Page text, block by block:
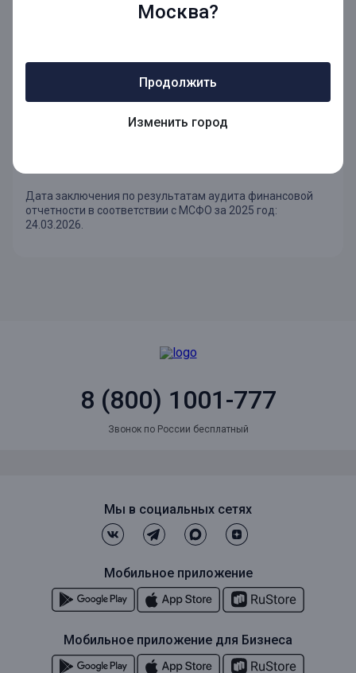
Москва?
Продолжить
Изменить город
Финансовая отчетность, составляемая в соответствии с
международными стандартами финансовой отчетности
Дата заключения по результатам аудита финансовой
отчетности в соответствии с МСФО за 2025 год:
24.03.2026.
8 (800) 1001-777
Звонок по России бесплатный
Мы в социальных сетях
Мобильное приложение
Мобильное приложение для Бизнеса